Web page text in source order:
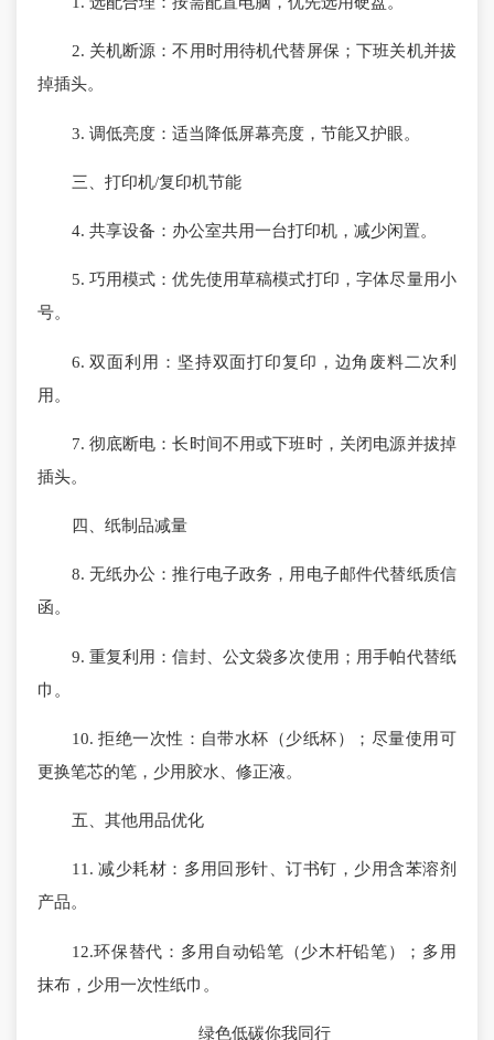
2. 关机断源：不用时用待机代替屏保；下班关机并拔
掉插头。
3. 调低亮度：适当降低屏幕亮度，节能又护眼。
三、打印机/复印机节能
4. 共享设备：办公室共用一台打印机，减少闲置。
5. 巧用模式：优先使用草稿模式打印，字体尽量用小
号。
6. 双面利用：坚持双面打印复印，边角废料二次利
用。
7. 彻底断电：长时间不用或下班时，关闭电源并拔掉
插头。
四、纸制品减量
8. 无纸办公：推行电子政务，用电子邮件代替纸质信
函。
9. 重复利用：信封、公文袋多次使用；用手帕代替纸
巾。
10. 拒绝一次性：自带水杯（少纸杯）；尽量使用可
更换笔芯的笔，少用胶水、修正液。
五、其他用品优化
11. 减少耗材：多用回形针、订书钉，少用含苯溶剂
产品。
12.环保替代：多用自动铅笔（少木杆铅笔）；多用
抹布，少用一次性纸巾。
绿色低碳你我同行